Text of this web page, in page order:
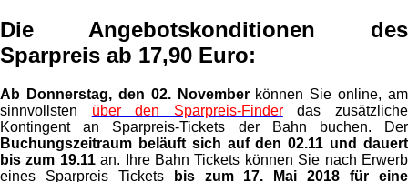
Die Angebotskonditionen des
Sparpreis ab 17,90 Euro:
Ab Donnerstag, den 02. Novemberkönnen Sie online, am
sinnvollsten über den Sparpreis-Finderdas zusätzliche
Kontingent an Sparpreis-Tickets der Bahn buchen. Der
Buchungszeitraum beläuft sich auf den 02.11 und dauert
bis zum 19.11an. Ihre Bahn Tickets können Sie nach Erwerb
eines Sparpreis Tickets
bis zum 17. Mai 2018 für eine